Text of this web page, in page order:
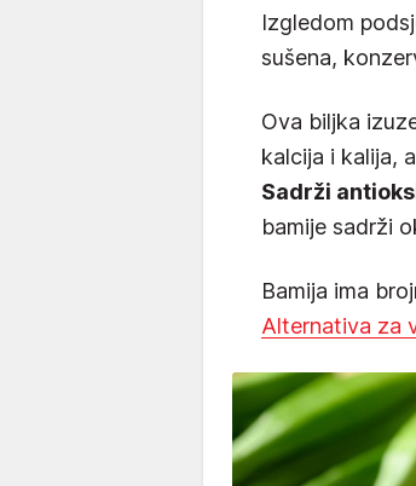
Izgledom
sušena,
Ova biljka
kalcija i kalija, a
Sadrži
bamije sadrži
Bamija ima
Alternativa za